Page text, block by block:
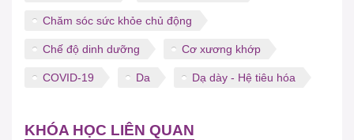
Chăm sóc sức khỏe chủ động
Chế độ dinh dưỡng Cơ xương khớp
COVID-19 Da Dạ dày - Hệ tiêu hóa
KHÓA HỌC LIÊN QUAN